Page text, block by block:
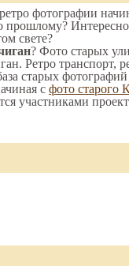
фотографии
прошлому?
свете?
? Фото старых
Ретро транспорт,
старых
с фото старого
участниками